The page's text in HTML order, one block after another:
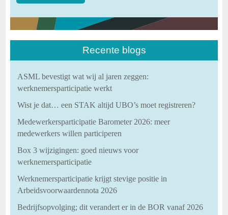
Recente blogs
ASML bevestigt wat wij al jaren zeggen:
werknemersparticipatie werkt
Wist je dat… een STAK altijd UBO’s moet registreren?
Medewerkersparticipatie Barometer 2026: meer
medewerkers willen participeren
Box 3 wijzigingen: goed nieuws voor
werknemersparticipatie
Werknemersparticipatie krijgt stevige positie in
Arbeidsvoorwaardennota 2026
Bedrijfsopvolging; dit verandert er in de BOR vanaf 2026